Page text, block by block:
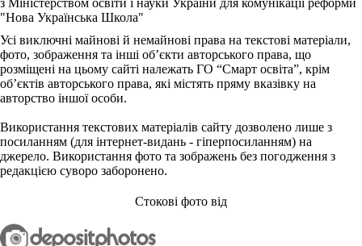
з Міністерством освіти і науки України для комунікації реформи
"Нова Українська Школа"
Усі виключні майнові й немайнові права на текстові матеріали,
фото, зображення та інші об’єкти авторського права, що
розміщені на цьому сайті належать ГО “Смарт освіта”, крім
об’єктів авторського права, які містять пряму вказівку на
авторство іншої особи.
Використання текстових матеріалів сайту дозволено лише з
посиланням (для інтернет-видань - гіперпосиланням) на
джерело. Використання фото та зображень без погодження з
редакцією суворо заборонено.
Стокові фото від